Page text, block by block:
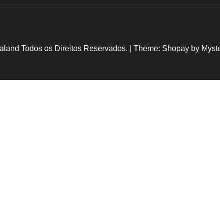
Todos os Direitos Reservados. Theme: Shopay by